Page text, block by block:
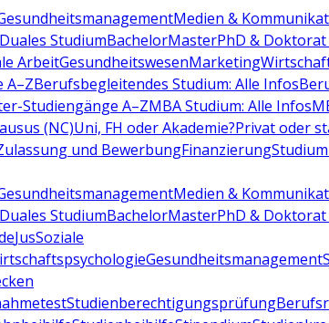
Medien &
Duales StudiumBachelorMasterPhD & Doktorat
ArbeitGesundheitswesenMarketing
A–ZBerufsbegleitendes Studium: Alle Infos
Studiengänge A–ZMBA Studium: Alle Infos
(NC)Uni, FH oder Akademie?Privat oder
und BewerbungFinanzierung
Medien &
Duales StudiumBachelorMasterPhD & Doktorat
JusSoziale
Gesundheitsmanagement
Studienberechtigungsprüfung